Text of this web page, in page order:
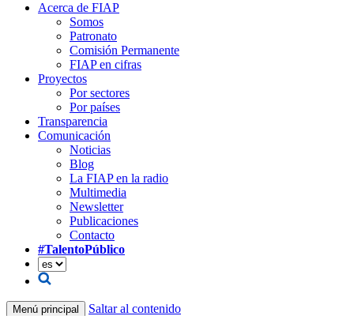
Acerca de FIAP
Somos
Patronato
Comisión Permanente
FIAP en cifras
Proyectos
Por sectores
Por países
Transparencia
Comunicación
Noticias
Blog
La FIAP en la radio
Multimedia
Newsletter
Publicaciones
Contacto
#TalentoPúblico
Menú principal Saltar al contenido